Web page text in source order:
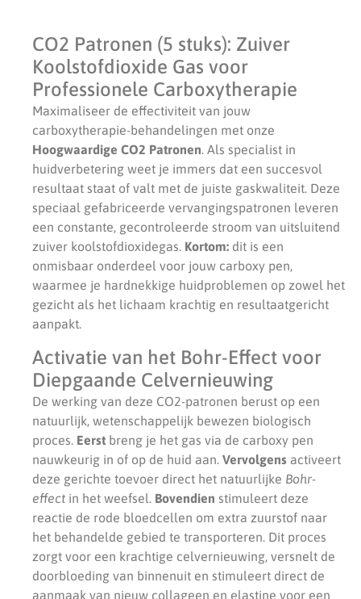
CO2 Patronen (5 stuks): Zuiver
Koolstofdioxide Gas voor
Professionele Carboxytherapie
Maximaliseer de effectiviteit van jouw
carboxytherapie-behandelingen met onze
Hoogwaardige CO2 Patronen . Als specialist in
huidverbetering weet je immers dat een succesvol
resultaat staat of valt met de juiste gaskwaliteit. Deze
speciaal gefabriceerde vervangingspatronen leveren
een constante, gecontroleerde stroom van uitsluitend
zuiver koolstofdioxidegas. Kortom: dit is een
onmisbaar onderdeel voor jouw carboxy pen,
waarmee je hardnekkige huidproblemen op zowel het
gezicht als het lichaam krachtig en resultaatgericht
aanpakt.
Activatie van het Bohr-Effect voor
Diepgaande Celvernieuwing
De werking van deze CO2-patronen berust op een
natuurlijk, wetenschappelijk bewezen biologisch
proces. Eerst breng je het gas via de carboxy pen
nauwkeurig in of op de huid aan. Vervolgens activeert
deze gerichte toevoer direct het natuurlijke Bohr-
effect in het weefsel. Bovendien stimuleert deze
reactie de rode bloedcellen om extra zuurstof naar
het behandelde gebied te transporteren. Dit proces
zorgt voor een krachtige celvernieuwing, versnelt de
doorbloeding van binnenuit en stimuleert direct de
aanmaak van nieuw collageen en elastine voor een